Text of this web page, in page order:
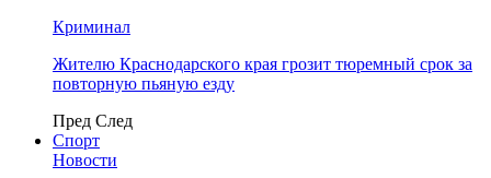
Криминал
Жителю Краснодарского края грозит тюремный срок за
повторную пьяную езду
Пред След
Спорт
Новости